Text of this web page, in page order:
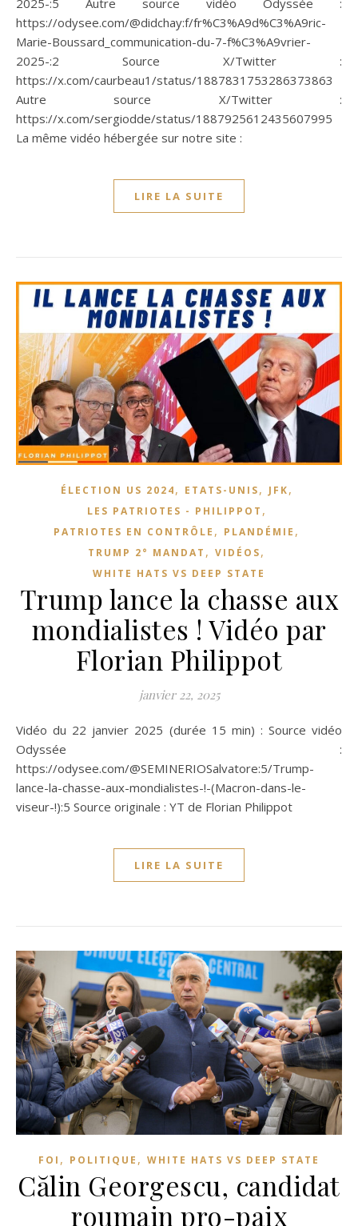
https://odysee.com/@didchay:f/fr%C3%A9d%C3%A9ric-
Marie-Boussard_communication-du-7-f%C3%A9vrier-
2025-:2 Source X/Twitter :
https://x.com/caurbeau1/status/1887831753286373863
Autre source X/Twitter :
https://x.com/sergiodde/status/1887925612435607995
La même vidéo hébergée sur notre site :
LIRE LA SUITE
ÉLECTION US 2024, ETATS-UNIS, JFK,
LES PATRIOTES - PHILIPPOT ,
PATRIOTES EN CONTRÔLE , PLANDÉMIE ,
TRUMP 2° MANDAT , VIDÉOS,
WHITE HATS VS DEEP STATE
Trump lance la chasse aux
mondialistes ! Vidéo par
Florian Philippot
janvier 22, 2025
Vidéo du 22 janvier 2025 (durée 15 min) : Source vidéo
Odyssée :
https://odysee.com/@SEMINERIOSalvatore:5/Trump-
lance-la-chasse-aux-mondialistes-!-(Macron-dans-le-
viseur-!):5 Source originale : YT de Florian Philippot
LIRE LA SUITE
FOI , POLITIQUE , WHITE HATS VS DEEP STATE
Călin Georgescu, candidat
roumain pro-paix